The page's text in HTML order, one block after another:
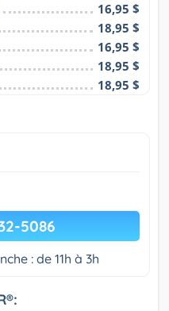
16,95 $
18,95 $
16,95 $
18,95 $
18,95 $
5086
: de 11h à 3h